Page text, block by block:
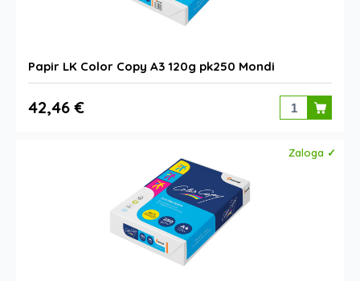
Papir LK Color Copy A3 120g pk250 Mondi
42,46 €
Zaloga ✓